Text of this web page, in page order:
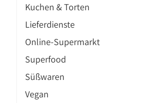
Kuchen & Torten
Lieferdienste
Online-Supermarkt
Superfood
Süßwaren
Vegan